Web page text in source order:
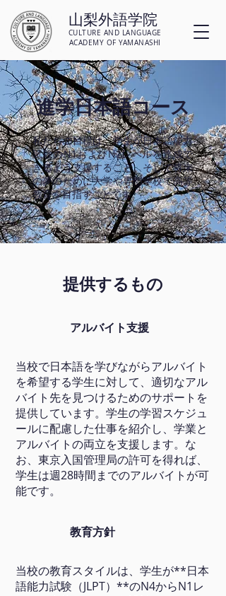
山梨外語学院
CULTURE AND LANGUAGE
ACADEMY OF YAMANASHI
進学日本語コース
私たちの目標は、学生が日本語能力
試験のN1およびN2レベルを達成で
きるよう支援すること、そして将来
の夢のために大学や専門学校で高等
教育を目指すことです。
提供するもの
アルバイト支援
当校で日本語を学びながらアルバイト
を希望する学生に対して、適切なアル
バイト先を見つけるためのサポートを
提供しています。学生の学習スケジュ
ールに配慮した仕事を紹介し、学業と
アルバイトの両立を支援します。な
お、東京入国管理局の許可を得れば、
学生は週28時間までのアルバイトが可
能です。
教育方針
当校の教育スタイルは、学生が**日本
語能力試験（JLPT）**のN4からN1レ